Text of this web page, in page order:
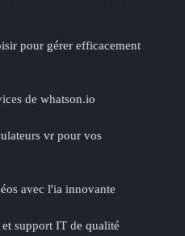
pour gérer efficacement
de whatson.io
vr pour vos
avec l'ia innovante
support IT de qualité